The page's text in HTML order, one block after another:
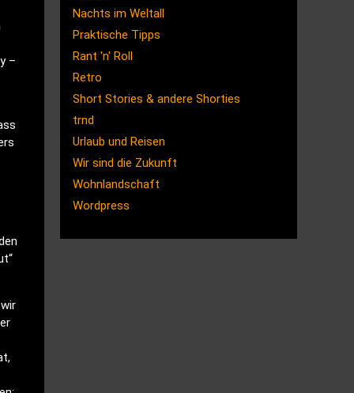
–
Nachts im Weltall
Praktische Tipps
Rant 'n' Roll
Retro
Short Stories & andere Shorties
trnd
Urlaub und Reisen
Wir sind die Zukunft
Wohnlandschaft
Wordpress